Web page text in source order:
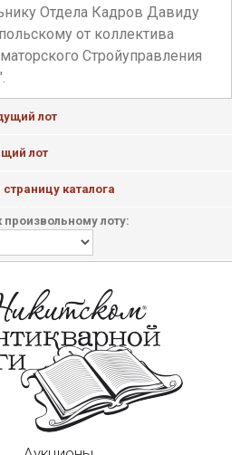
Отдела Кадров Давиду
от коллектива
Стройуправления
лот
лот
каталога
лоту: